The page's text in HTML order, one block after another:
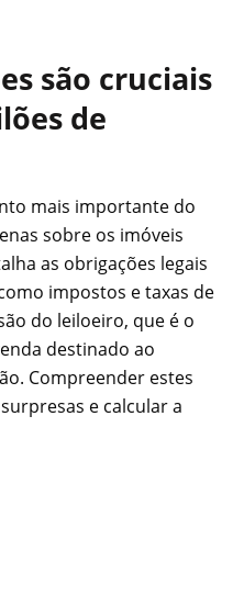
são cruciais
de
mais importante do
sobre os imóveis
as obrigações legais
impostos e taxas de
do leiloeiro, que é o
destinado ao
Compreender estes
e calcular a